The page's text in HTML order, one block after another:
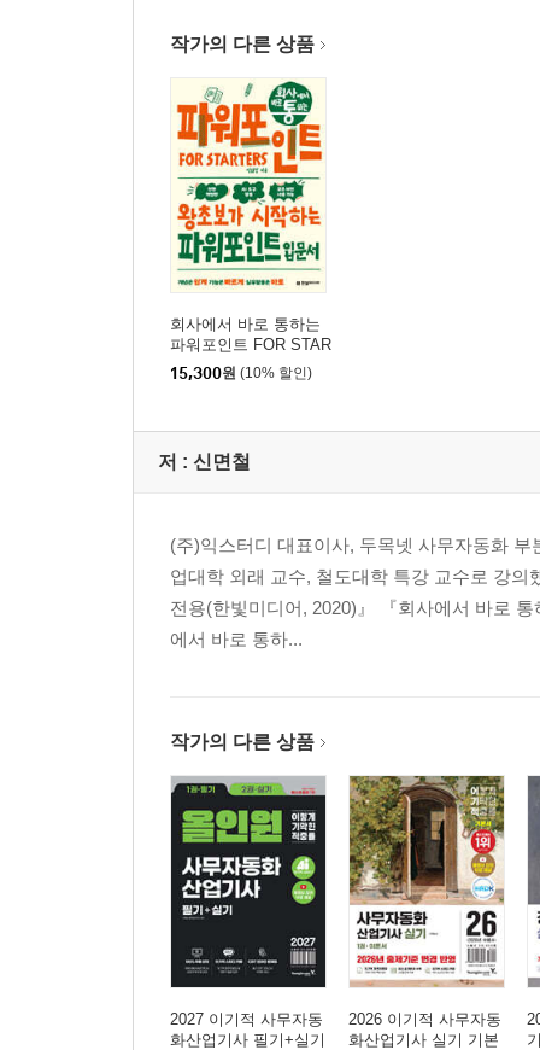
CHAPTER 03 문서 편집과 글꼴 꾸미기
014 클립보드 사용하기 ★우선순위
015 글꼴, 글자 색, 글자 크기 변경하기
016 밑줄, 음영, 테두리/배경 지정하기
017 그림자, 강조점, 취소선 적용하기
018 자간과 장평 조정하기
019 글자 모양 복사하기 ★우선순위
020 문서 내 글꼴 종류 한 번에 변경하기 ★우선순
CHAPTER 04 스타일 활용하여 문단 꾸미기
023 스타일 적용된 문서의 문단 번호 수정하기 ★
CHAPTER 05 쪽 꾸미기
024 편집 용지 설정하기 ★우선순위
025 머리말/꼬리말 적용하기 ★우선순위
028 다단으로 문단 꾸미기 ★우선순위
030 각주/미주로 부연 설명 작성하기
CHAPTER 06 도형 및 개체 활용하기
031 그림 삽입하고 위치 설정하기 ★우선순위
032 그림 꾸미기 ★우선순위
033 문서에 내 서명 추가하기 ★우선순위
034 도형 이용하여 제목 상자 만들기 ★우선순위
작가의 다른 상품
회사에서 바로 통하는
파워포인트 FOR STAR
TERS
15,300원 (10% 할인)
저 : 신면철
(주)익스터디 대표이사, 두목넷 사무자동화 부
업대학 외래 교수, 철도대학 특강 교수로 강
전용(한빛미디어, 2020)』 『회사에서 바로
에서 바로 통하...
작가의 다른 상품
2027 이기적 사무자동
화산업기사 필기+실기
2026 이기적 사무자동
화산업기사 실기 기본